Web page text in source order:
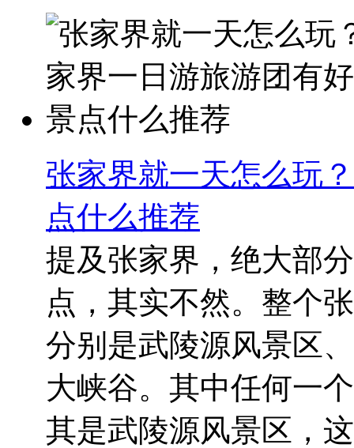
张家界就一天怎么玩
点什么推荐
提及张家界，绝大部
点，其实不然。整个
分别是武陵源风景区
大峡谷。其中任何一
其是武陵源风景区，